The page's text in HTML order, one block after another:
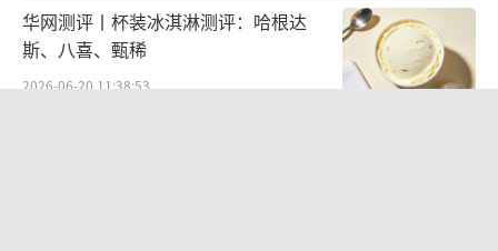
目前，植物医生采取的是自主研发+外部合
作研发并行的模式。从2022年至2024年，公司
研发人员从166人逐年递减至130人，截至2025
华网测评丨杯装冰淇淋测评：哈根达
斯、八喜、甄稀
2026-06-20 11:38:53